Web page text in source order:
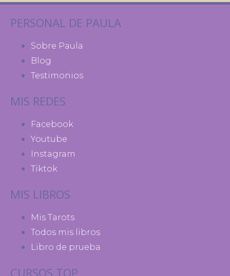
PERSONAL DE PAULA
Sobre Paula
Blog
Testimonios
MIS REDES
Facebook
Youtube
Instagram
Tiktok
MIS LIBROS
Mis Tarots
Todos mis libros
Libro de prueba
CURSOS TOP